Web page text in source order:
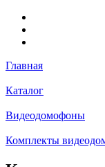
Главная
Каталог
Видеодомофоны
Комплекты